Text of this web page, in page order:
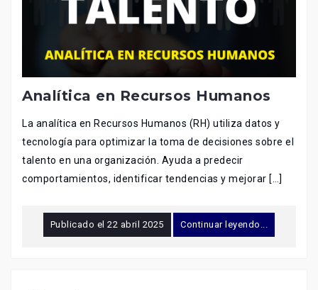
Analítica en Recursos Humanos
La analítica en Recursos Humanos (RH) utiliza datos y
tecnología para optimizar la toma de decisiones sobre el
talento en una organización. Ayuda a predecir
comportamientos, identificar tendencias y mejorar […]
Publicado el22 abril 2025 Continuar leyendo...